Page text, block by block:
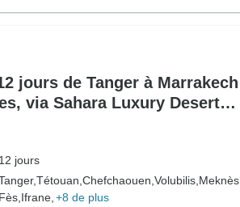
jours de Tanger à Marrakech
via Sahara Luxury Desert
12 jours
Tétouan, Chefchaouen, Volubilis, Meknès,
Fès, Ifrane, +8 de plus